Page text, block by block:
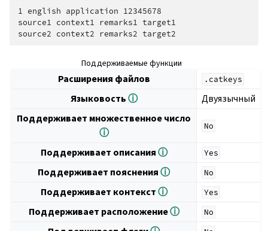
1 english application 12345678
source1 context1 remarks1 target1
Поддерживаемые функции
Расширения файлов .catkeys
Языковостьⓘ
Двуязычный
Поддерживает множественное число
ⓘ
No
Поддерживает описанияⓘ Yes
Поддерживает поясненияⓘ No
Поддерживает контекстⓘ Yes
Поддерживает расположениеⓘ No